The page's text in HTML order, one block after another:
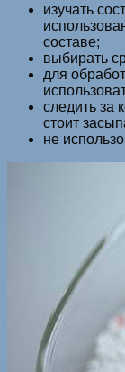
изучать
составе;
выбирать
для
следить за
стоит
не